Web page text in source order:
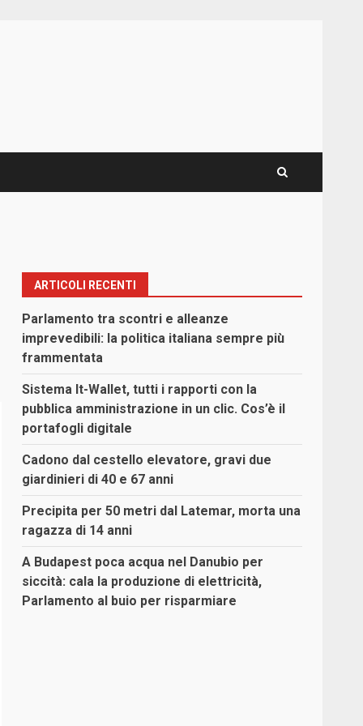
ARTICOLI RECENTI
Parlamento tra scontri e alleanze
imprevedibili: la politica italiana sempre più
frammentata
Sistema It-Wallet, tutti i rapporti con la
pubblica amministrazione in un clic. Cos’è il
portafogli digitale
Cadono dal cestello elevatore, gravi due
giardinieri di 40 e 67 anni
Precipita per 50 metri dal Latemar, morta una
ragazza di 14 anni
A Budapest poca acqua nel Danubio per
siccità: cala la produzione di elettricità,
Parlamento al buio per risparmiare